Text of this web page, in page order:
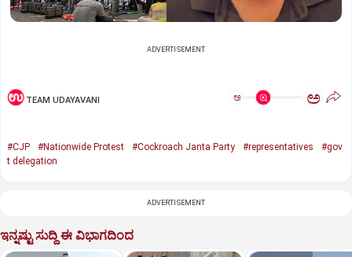
ADVERTISEMENT
TEAM UDAYAVANI ಅ ಅ
#CJP #Nationwide Protest #Cockroach Janta Party #representatives
#gov
t delegation
ADVERTISEMENT
ಇನ್ನಷ್ಟು ಸುದ್ದಿ ಈ ವಿಭಾಗದಿಂದ